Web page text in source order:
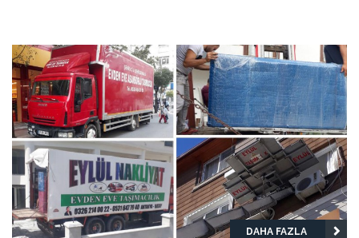
DAHA FAZLA